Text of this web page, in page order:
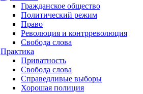
Гражданское общество
Политический режим
Право
Революция и контрреволюция
Свобода слова
Практика
Приватность
Свобода слова
Справедливые выборы
Хорошая полиция